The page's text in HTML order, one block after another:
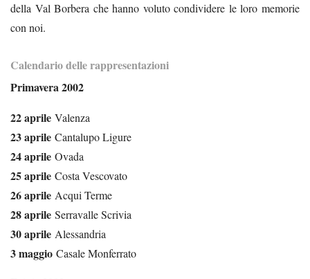
della Val Borbera che hanno voluto condividere le loro memorie
con noi.
Calendario delle rappresentazioni
Primavera 2002
22 aprile Valenza
23 aprile Cantalupo Ligure
24 aprile Ovada
25 aprile Costa Vescovato
26 aprile Acqui Terme
28 aprile Serravalle Scrivia
30 aprile Alessandria
3 maggio Casale Monferrato